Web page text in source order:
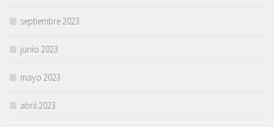
septiembre 2023
junio 2023
mayo 2023
abril 2023